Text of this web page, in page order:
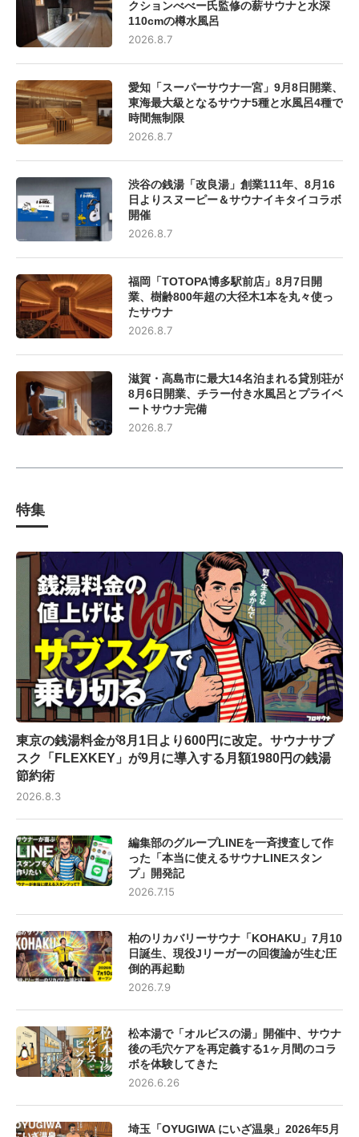
クションべべー氏監修の薪サウナと水深
110cmの樽水風呂
2026.8.7
愛知「スーパーサウナ一宮」9月8日開業、
東海最大級となるサウナ5種と水風呂4種で
時間無制限
2026.8.7
渋谷の銭湯「改良湯」創業111年、8月16
日よりスヌーピー＆サウナイキタイコラボ
開催
2026.8.7
福岡「TOTOPA博多駅前店」8月7日開
業、樹齢800年超の大径木1本を丸々使っ
たサウナ
2026.8.7
滋賀・高島市に最大14名泊まれる貸別荘が
8月6日開業、チラー付き水風呂とプライベ
ートサウナ完備
2026.8.7
特集
東京の銭湯料金が8月1日より600円に改定。サウナサブ
スク「FLEXKEY」が9月に導入する月額1980円の銭湯
節約術
2026.8.3
編集部のグループLINEを一斉捜査して作
った「本当に使えるサウナLINEスタン
プ」開発記
2026.7.15
柏のリカバリーサウナ「KOHAKU」7月10
日誕生、現役Jリーガーの回復論が生む圧
倒的再起動
2026.7.9
松本湯で「オルビスの湯」開催中、サウナ
後の毛穴ケアを再定義する1ヶ月間のコラ
ボを体験してきた
2026.6.26
埼玉「OYUGIWA にいざ温泉」2026年5月